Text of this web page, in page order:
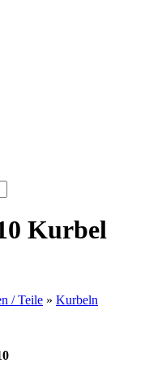
Kurbel
/ Teile » Kurbeln